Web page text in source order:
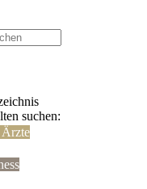
suchen: